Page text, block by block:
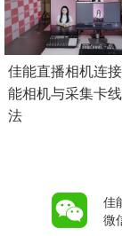
Add Pagination
佳能直播相机连
能相机与采集卡
法
佳
微